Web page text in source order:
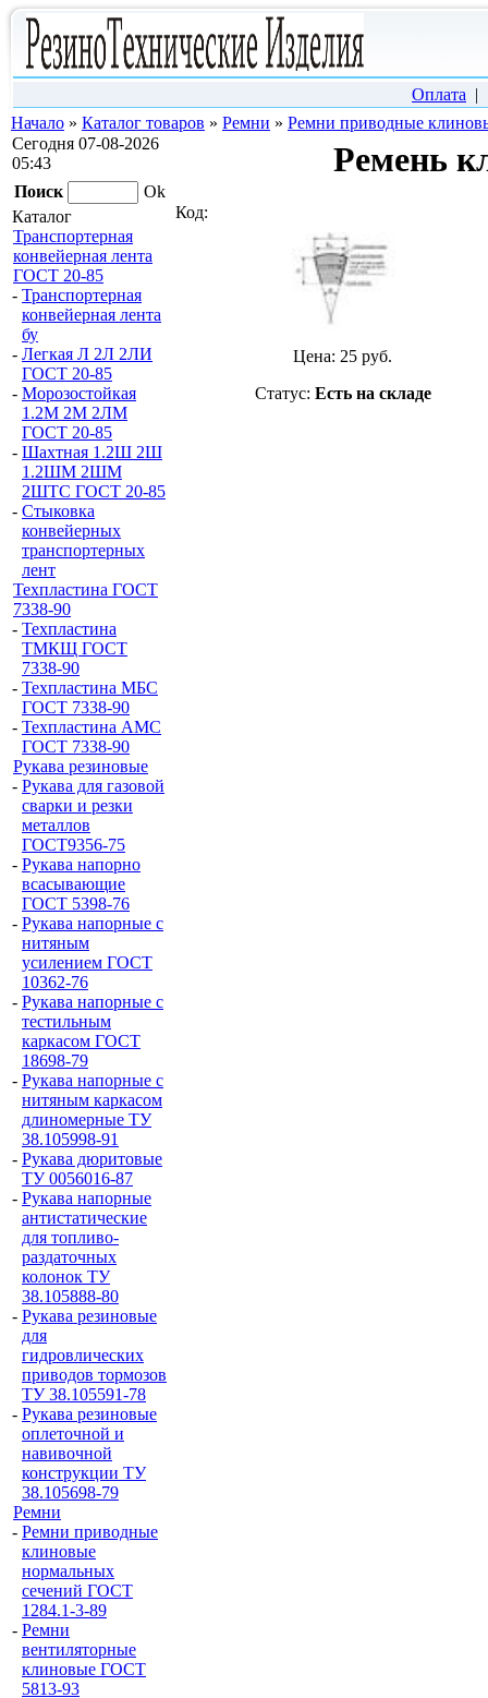
Оплата
Начало » Каталог товаров » Ремни » Ремни приводные
Сегодня 07-08-2026
05:43
Поиск
Ok
Каталог
Транспортерная
конвейерная лента
ГОСТ 20-85
- Транспортерная
конвейерная лента
бу
- Легкая Л 2Л 2ЛИ
ГОСТ 20-85
- Морозостойкая
1.2М 2М 2ЛМ
ГОСТ 20-85
- Шахтная 1.2Ш 2Ш
1.2ШМ 2ШМ
2ШТС ГОСТ 20-85
- Стыковка
конвейерных
транспортерных
лент
Техпластина ГОСТ
7338-90
- Техпластина
ТМКЩ ГОСТ
7338-90
- Техпластина МБС
ГОСТ 7338-90
- Техпластина АМС
ГОСТ 7338-90
Рукава резиновые
- Рукава для газовой
сварки и резки
металлов
ГОСТ9356-75
- Рукава напорно
всасывающие
ГОСТ 5398-76
- Рукава напорные с
нитяным
усилением ГОСТ
10362-76
- Рукава напорные с
тестильным
каркасом ГОСТ
18698-79
- Рукава напорные с
нитяным каркасом
длиномерные ТУ
38.105998-91
- Рукава дюритовые
ТУ 0056016-87
- Рукава напорные
антистатические
для топливо-
раздаточных
колонок ТУ
38.105888-80
- Рукава резиновые
для
гидровлических
приводов тормозов
ТУ 38.105591-78
- Рукава резиновые
оплеточной и
навивочной
конструкции ТУ
38.105698-79
Ремни
- Ремни приводные
клиновые
нормальных
сечений ГОСТ
1284.1-3-89
- Ремни
вентиляторные
клиновые ГОСТ
5813-93
Ремень
Код:
Цена: 25 руб.
Статус: Есть на складе